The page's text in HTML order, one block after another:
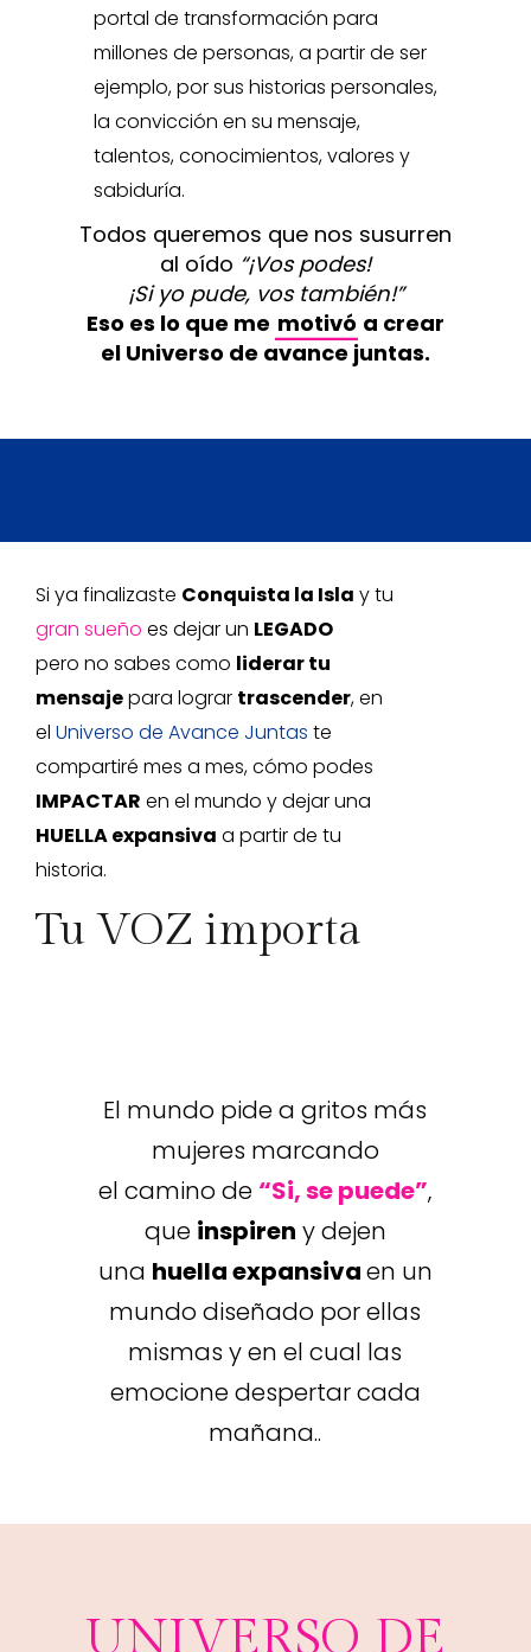
portal de transformación para
millones de personas, a partir de ser
ejemplo, por sus historias personales,
la convicción en su mensaje,
talentos, conocimientos, valores y
sabiduría.
Todos queremos que nos susurren
al oído “¡Vos podes!
¡Si yo pude, vos también!”
Eso es lo que me motivó a crear
el Universo de avance juntas.
Si ya finalizaste Conquista la Isla y tu
gran sueño es dejar un LEGADO
pero no sabes como liderar tu
mensajepara lograr trascender, en
el Universo de Avance Juntas te
compartiré mes a mes, cómo podes
IMPACTAR en el mundo y dejar una
HUELLA expansiva a partir de tu
historia.
Tu VOZ importa
El mundo pide a gritos más
mujeres marcando
el camino de “Si, se puede”,
que inspiren y dejen
una huella expansivaen un
mundo diseñado por ellas
mismas y en el cual las
emocione despertar cada
mañana..
UNIVERSO DE